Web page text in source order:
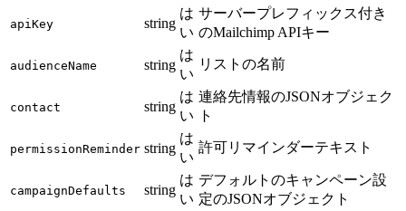
apiKey string
は
い
サーバープレフィックス付き
のMailchimp APIキー
audienceName string
は
い
リストの名前
contact string
は
い
連絡先情報のJSONオブジェク
ト
permissionReminder string
は
い
許可リマインダーテキスト
campaignDefaults string
は
い
デフォルトのキャンペーン設
定のJSONオブジェクト